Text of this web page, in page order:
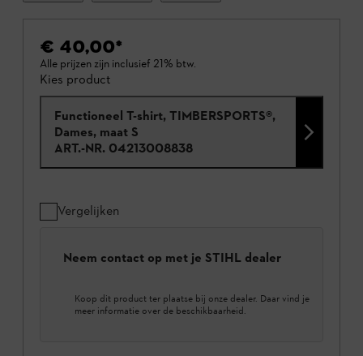
€ 40,00*
Alle prijzen zijn inclusief 21% btw.
Kies product
Functioneel T-shirt, TIMBERSPORTS®,
Dames, maat S
ART.-NR. 04213008838
Vergelijken
Neem contact op met je STIHL dealer
Koop dit product ter plaatse bij onze dealer. Daar vind je
meer informatie over de beschikbaarheid.